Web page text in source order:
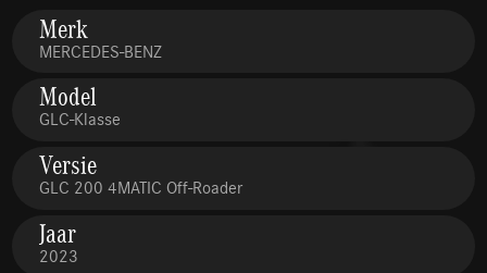
Merk
MERCEDES-BENZ
Model
GLC-Klasse
Versie
GLC 200 4MATIC Off-Roader
Jaar
2023